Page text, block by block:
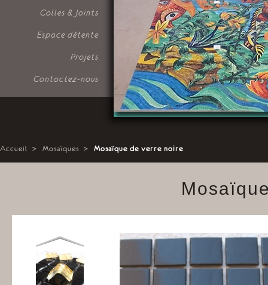
Colles & Joints
Espace détente
Projets
Contactez-nous
Accueil > Mosaïques > Mosaïque de verre noire